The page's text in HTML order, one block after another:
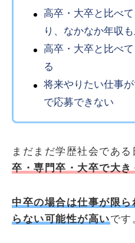
高卒・大卒と比べ
り、なかなか年収
高卒・大卒と比べ
る
将来やりたい仕事
で応募できない
まだまだ学歴社会である
卒・専門卒・大卒で大
中卒の場合は仕事が限
らない可能性が高いです